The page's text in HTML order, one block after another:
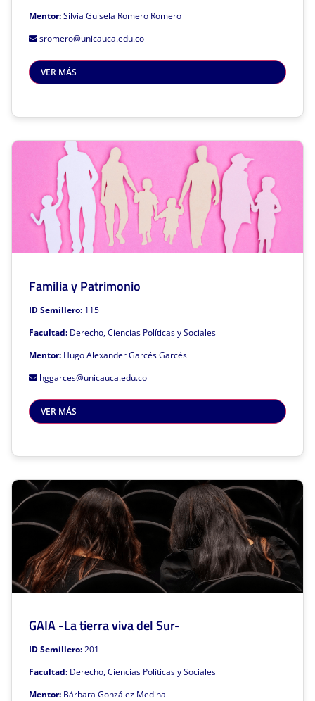
Mentor:Silvia Guisela Romero Romero
sromero@unicauca.edu.co
VER MÁS
Grupo de Investigación al que pertenece: Derecho y Sociedad
Este semillero de investigación está asociado a la facultad de:
Gruplac
Sivri
Haz clic para volver
Familia y Patrimonio
ID Semillero: 115
Facultad: Derecho, Ciencias Políticas y Sociales
Mentor: Hugo Alexander Garcés Garcés
hggarces@unicauca.edu.co
VER MÁS
Líneas de investigación:
Facultad de Derecho, Ciencias Políticas y Sociales
Gruplac
Sivri
Haz clic para volver
GAIA -La tierra viva del Sur-
ID Semillero:201
Facultad: Derecho, Ciencias Políticas y Sociales
Mentor: Bárbara González Medina
GAIA -La tierra viva del Sur-
Líneas de investigación
Derechos Humanos y Construcción de Paz